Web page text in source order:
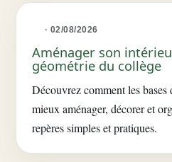
· 02/08/2026
Aménager son
géométrie du collège
Découvrez comment les bases
mieux aménager, décorer et
repères simples et pratiques.